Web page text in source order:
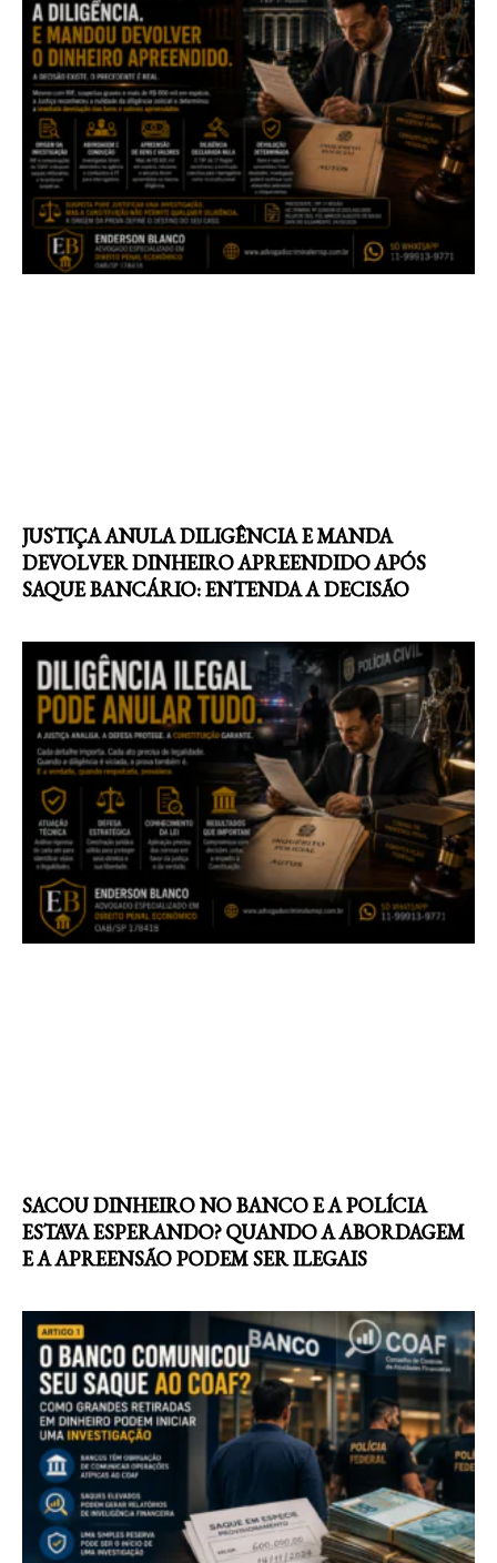
JUSTIÇA ANULA DILIGÊNCIA E MANDA
DEVOLVER DINHEIRO APREENDIDO APÓS
SAQUE BANCÁRIO: ENTENDA A DECISÃO
SACOU DINHEIRO NO BANCO E A POLÍCIA
ESTAVA ESPERANDO? QUANDO A ABORDAGEM
E A APREENSÃO PODEM SER ILEGAIS